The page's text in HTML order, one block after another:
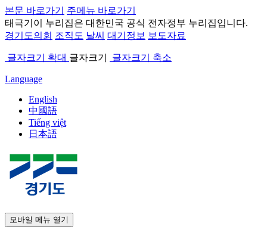
본문 바로가기
주메뉴 바로가기
태극기 이 누리집은 대한민국 공식 전자정부 누리집입니다.
경기도의회 조직도 날씨 대기정보 보도자료
글자크기 확대 글자크기 글자크기 축소
Language
English
中國語
Tiếng việt
日本語
모바일 메뉴 열기